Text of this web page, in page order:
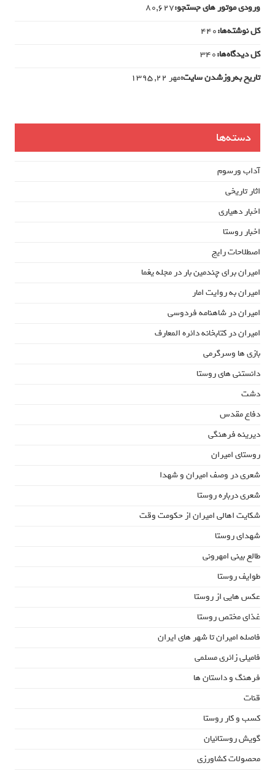
ورودی‌ موتور های جستجو:80,627
کل نوشته‌ها:440
کل دیدگاه‌ها:340
تاریخ به‌روزشدن سایت:مهر ۲۲, ۱۳۹۵
دسته‌ها
آداب ورسوم
اثار تاریخی
اخبار دهیاری
اخبار روستا
اصطلاحات رایج
امیران برای چندمین بار در مجله یغما
امیران به روایت امار
امیران در شاهنامه فردوسی
امیران در کتابخانه دائره المعارف
بازی ها وسرگرمی
دانستنی های روستا
دشت
دفاع مقدس
دیرینه فرهنگی
روستای امیران
شعری در وصف امیران و شهدا
شعری درباره روستا
شکایت اهالی امیران از حکومت وقت
شهدای روستا
طالع بینی امهرونی
طوایف روستا
عکس هایی از روستا
غذای مختص روستا
فاصله امیران تا شهر های ایران
فامیلی زائری مسلمی
فرهنگ و داستان ها
قنات
کسب و کار روستا
گویش روستائیان
محصولات کشاورزی